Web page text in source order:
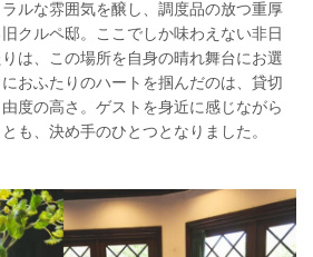
ルな雰囲気を醸し、調度品の放つ重厚
クルペ邸。ここでしか味わえない非日
は、この場所を自身の晴れ舞台にお選
おふたりのハートを掴んだのは、貸切
度の高さ。ゲストを身近に感じながら
も、決め手のひとつとなりました。